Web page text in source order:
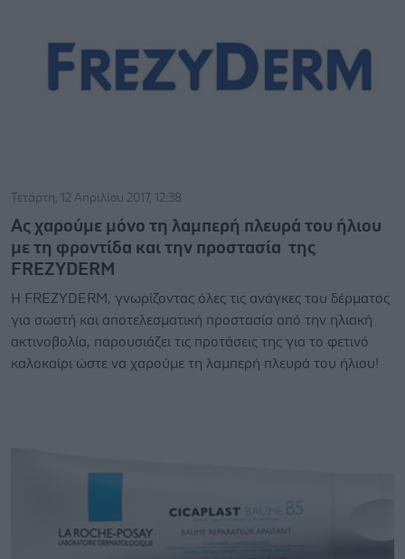
Τετάρτη, 12 Απριλίου 2017, 12:38
Ας χαρούμε μόνο τη λαμπερή πλευρά του ήλιου
με τη φροντίδα και την προστασία της
FREZYDERM
Η FREZYDERM, γνωρίζοντας όλες τις ανάγκες του δέρματος
για σωστή και αποτελεσματική προστασία από την ηλιακή
ακτινοβολία, παρουσιάζει τις προτάσεις της για το φετινό
καλοκαίρι ώστε να χαρούμε τη λαμπερή πλευρά του ήλιου!